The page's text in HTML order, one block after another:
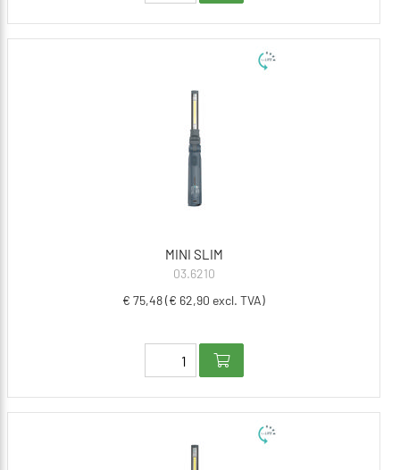
MINI SLIM
03.6210
€ 75,48 (€ 62,90 excl. TVA)